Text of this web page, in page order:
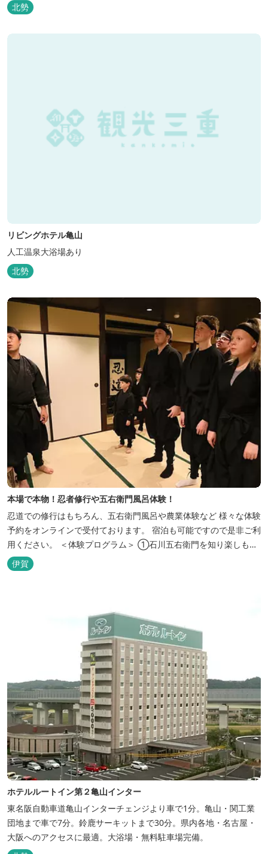
北勢
リビングホテル亀山
人工温泉大浴場あり
北勢
本場で本物！忍者修行や五右衛門風呂体験！
忍道での修行はもちろん、五右衛門風呂や農業体験など 様々な体験
予約をオンラインで受付ております。 宿泊も可能ですので是非ご利
用ください。 ＜体験プログラム＞ ①石川五右衛門を知り楽しも
う！ ②忍者をめざそう！（入門・初級編） ③忍者の基礎体力づく
り！農業体験！ ④忍者の里山散策と忍者修行を楽しもう！（山中
伊賀
ホテルルートイン第２亀山インター
東名阪自動車道亀山インターチェンジより車で1分。亀山・関工業
団地まで車で7分。鈴鹿サーキットまで30分。県内各地・名古屋・
大阪へのアクセスに最適。大浴場・無料駐車場完備。